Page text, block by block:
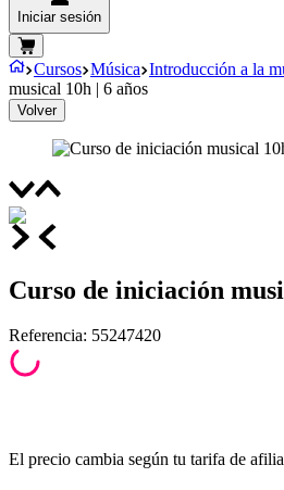
Iniciar sesión
Cursos Música Introducción a la
musical 10h | 6 años
Volver
Curso de iniciación
Referencia: 55247420
El precio cambia según tu tarifa de